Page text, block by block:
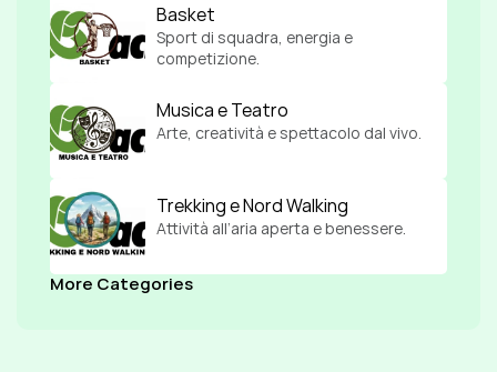
Basket
Sport di squadra, energia e
competizione.
Musica e Teatro
Arte, creatività e spettacolo dal vivo.
Trekking e Nord Walking
Attività all’aria aperta e benessere.
More Categories